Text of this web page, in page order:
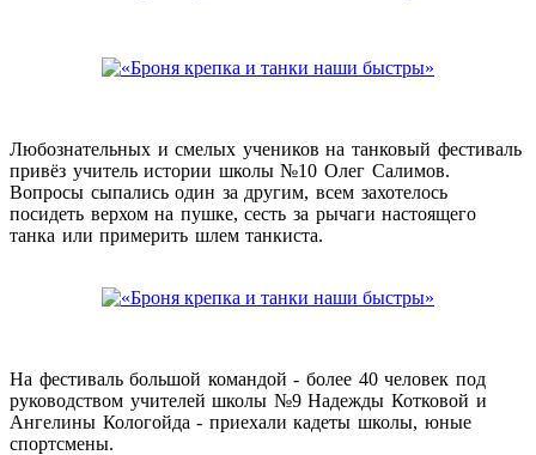
Любознательных и смелых учеников на танковый фестиваль
привёз учитель истории школы №10 Олег Салимов.
Вопросы сыпались один за другим, всем захотелось
посидеть верхом на пушке, сесть за рычаги настоящего
танка или примерить шлем танкиста.
На фестиваль большой командой - более 40 человек под
руководством учителей школы №9 Надежды Котковой и
Ангелины Кологойда - приехали кадеты школы, юные
спортсмены.